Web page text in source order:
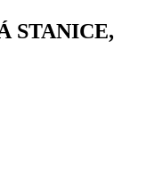
STANICE,